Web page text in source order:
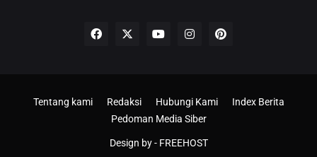
Design by - FREEHOST
Tentang kami Redaksi Hubungi Kami
Index Berita
Pedoman Media Siber